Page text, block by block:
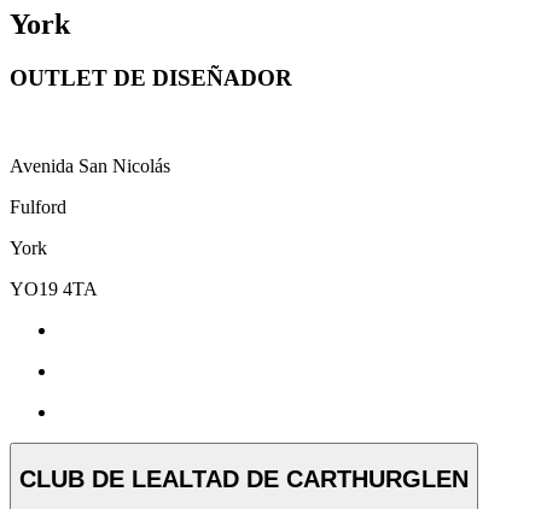
York
OUTLET DE DISEÑADOR
Avenida San Nicolás
Fulford
York
YO19 4TA
CLUB DE LEALTAD DE CARTHURGLEN